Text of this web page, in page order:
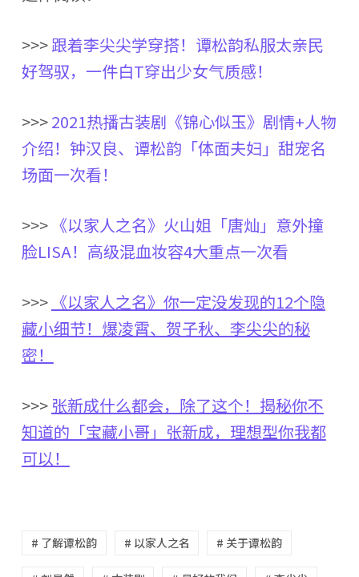
>>>跟着李尖尖学穿搭！谭松韵私服太亲民
好驾驭，一件白T穿出少女气质感！
>>>2021热播古装剧《锦心似玉》剧情+人物
介绍！钟汉良、谭松韵「体面夫妇」甜宠名
场面一次看！
>>> 《以家人之名》火山姐「唐灿」意外撞
脸LISA！高级混血妆容4大重点一次看
>>> 《以家人之名》你一定没发现的12个隐
藏小细节！爆凌霄、贺子秋、李尖尖的秘
密！
>>> 张新成什么都会，除了这个！揭秘你不
知道的「宝藏小哥」张新成，理想型你我都
可以！
# 了解谭松韵 # 以家人之名 # 关于谭松韵